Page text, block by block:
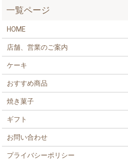
一覧ページ
HOME
店舗、営業のご案内
ケーキ
おすすめ商品
焼き菓子
ギフト
お問い合わせ
プライバシーポリシー